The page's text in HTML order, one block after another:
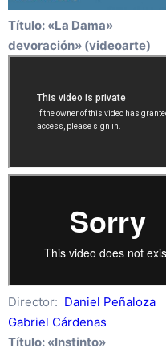
Título: «La
devoración» (videoarte)
Director: Daniel Peñaloza
Gabriel Cárdenas
Título: